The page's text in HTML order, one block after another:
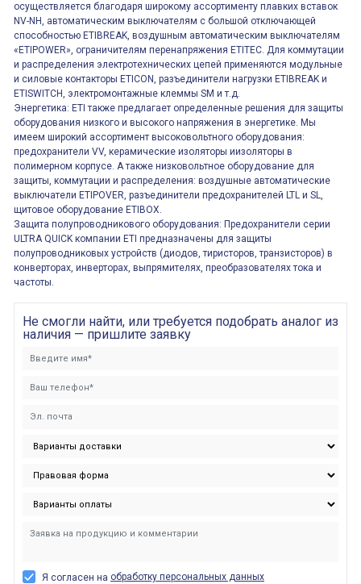
осуществляется благодаря широкому ассортименту плавких вставок
NV-NH, автоматическим выключателям с большой отключающей
способностью ETIBREAK, воздушным автоматическим выключателям
«ETIPOWER», ограничителям перенапряжения ETITEC. Для коммутации
и распределения электротехнических цепей применяются модульные
и силовые контакторы ETICON, разъединители нагрузки ETIBREAK и
ETISWITCH, электромонтажные клеммы SM и т.д.
Энергетика: ETI также предлагает определенные решения для защиты
оборудования низкого и высокого напряжения в энергетике. Мы
имеем широкий ассортимент высоковольтного оборудования:
предохранители VV, керамические изоляторы иизоляторы в
полимерном корпусе. А также низковольтное оборудование для
защиты, коммутации и распределения: воздушные автоматические
выключатели ETIPOVER, разъединители предохранителей LTL и SL,
щитовое оборудование ETIBOX.
Защита полупроводникового оборудования: Предохранители серии
ULTRA QUICK компании ETI предназначены для защиты
полупроводниковых устройств (диодов, тиристоров, транзисторов) в
конверторах, инверторах, выпрямителях, преобразователях тока и
частоты.
Не смогли найти, или требуется подобрать аналог из
наличия — пришлите заявку
Я согласен на обработку персональных данных